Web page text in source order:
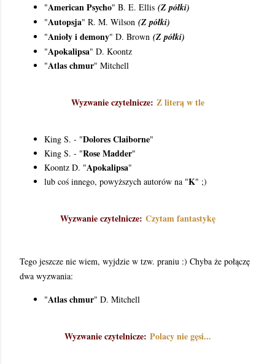
"American Psycho" B. E. Ellis (Z półki)
"Autopsja" R. M. Wilson (Z półki)
"Anioły i demony" D. Brown (Z półki)
"Apokalipsa" D. Koontz
"Atlas chmur" Mitchell
Wyzwanie czytelnicze: Z literą w tle
King S. - "Dolores Claiborne"
King S. - "Rose Madder"
Koontz D. "Apokalipsa"
lub coś innego, powyższych autorów na "K" ;)
Wyzwanie czytelnicze: Czytam fantastykę
Tego jeszcze nie wiem, wyjdzie w tzw. praniu :) Chyba że połączę
dwa wyzwania:
"Atlas chmur" D. Mitchell
Wyzwanie czytelnicze: Polacy nie gęsi...